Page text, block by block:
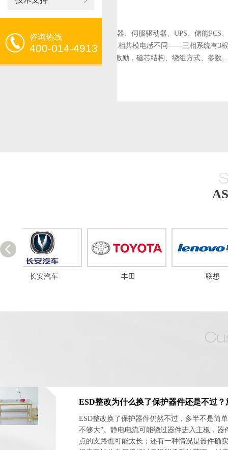
咨询热线
400-014-4913
扼流圈）是工业大功率设备（变频器、伺服驱动器、UPS、储能PCS
的EMC滤波器件。三相共模电感与单相共模电感不同——三相系统有3
共模电感需要在所有相线绕组反向激励，磁芯结构、绕组方式、参数...
ESD整改换了保护器件仍然不过，多半不是简
不够大”。静电电流可能绕过器件进入主板，器
点的支路也可能太长；还有一种情况是器件确